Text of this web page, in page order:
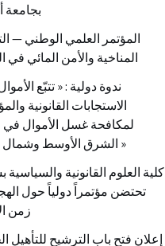
بجامعة
المؤتمر العلمي الوطني —
المناخية والأمن المائي في
ندوة دولية : « تتبّع
الاستجابات القانونية
لمكافحة غسل الأموال
الشرق الأوسط وشمال أفريقيا »
كلية العلوم القانونية
تحتضن مؤتمراً دولياً حول
زمن
إعلان فتح باب الترشيح للتأهيل